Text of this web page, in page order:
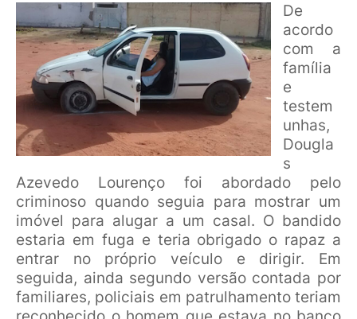
De
acordo
com a
família
e
testem
unhas,
Dougla
s
Azevedo Lourenço foi abordado pelo
criminoso quando seguia para mostrar um
imóvel para alugar a um casal. O bandido
estaria em fuga e teria obrigado o rapaz a
entrar no próprio veículo e dirigir. Em
seguida, ainda segundo versão contada por
familiares, policiais em patrulhamento teriam